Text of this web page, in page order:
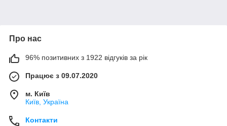
Про нас
96% позитивних з 1922 відгуків за рік
Працює з 09.07.2020
м. Київ
Київ, Україна
Контакти